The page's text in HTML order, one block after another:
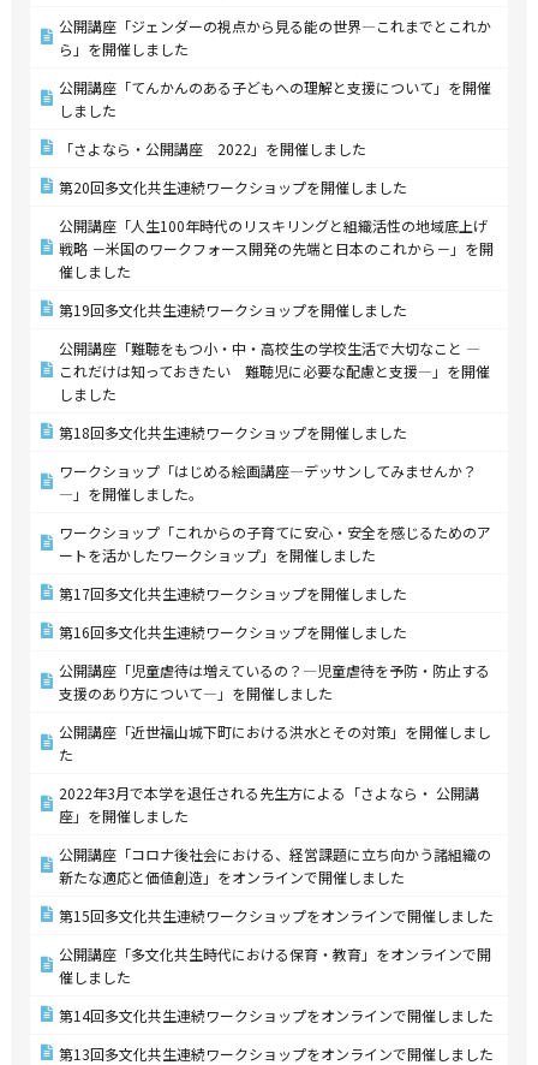
公開講座「ジェンダーの視点から見る能の世界―これまでとこれか
ら」を開催しました
公開講座「てんかんのある子どもへの理解と支援について」を開催
しました
「さよなら・公開講座 2022」を開催しました
第20回多文化共生連続ワークショップを開催しました
公開講座「人生100年時代のリスキリングと組織活性の地域底上げ
戦略 －米国のワークフォース開発の先端と日本のこれから－」を開
催しました
第19回多文化共生連続ワークショップを開催しました
公開講座「難聴をもつ小・中・高校生の学校生活で大切なこと ―
これだけは知っておきたい 難聴児に必要な配慮と支援―」を開催
しました
第18回多文化共生連続ワークショップを開催しました
ワークショップ「はじめる絵画講座―デッサンしてみませんか？
―」を開催しました。
ワークショップ「これからの子育てに安心・安全を感じるためのア
ートを活かしたワークショップ」を開催しました
第17回多文化共生連続ワークショップを開催しました
第16回多文化共生連続ワークショップを開催しました
公開講座「児童虐待は増えているの？―児童虐待を予防・防止する
支援のあり方について―」を開催しました
公開講座「近世福山城下町における洪水とその対策」を開催しまし
た
2022年3月で本学を退任される先生方による「さよなら・ 公開講
座」を開催しました
公開講座「コロナ後社会における、経営課題に立ち向かう諸組織の
新たな適応と価値創造」をオンラインで開催しました
第15回多文化共生連続ワークショップをオンラインで開催しました
公開講座「多文化共生時代における保育・教育」をオンラインで開
催しました
第14回多文化共生連続ワークショップをオンラインで開催しました
第13回多文化共生連続ワークショップをオンラインで開催しました